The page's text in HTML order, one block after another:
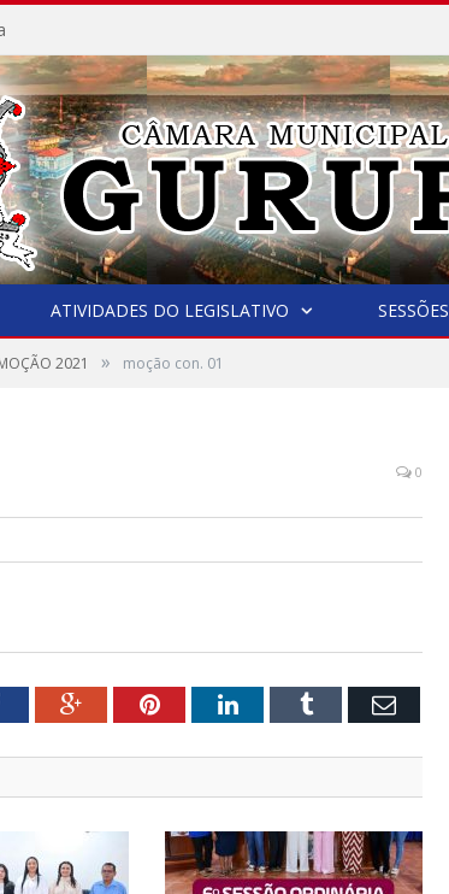
ATIVIDADES DO LEGISLATIVO SESSÕES
2021 » moção con. 01
0
Google+PinterestLinkedInTumblr Email